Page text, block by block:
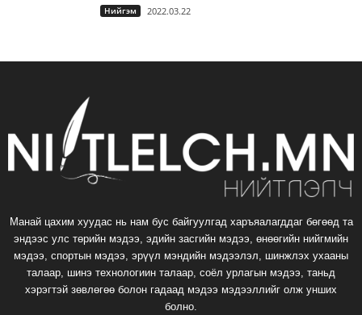
Нийгэм 2022.03.22
Манай цахим хуудас нь нам бус байгуулгад харъяалагддаг бөгөөд та
эндээс улс төрийн мэдээ, эдийн засгийн мэдээ, өнөөгийн нийгмийн
мэдээ, спортын мэдээ, эрүүл мэндийн мэдээлэл, шинжлэх ухааны
талаар, шинэ технологиин талаар, соёл урлагын мэдээ, таньд
хэрэгтэй зөвлөгөө болон гадаад мэдээ мэдээллийг олж унших
болно.